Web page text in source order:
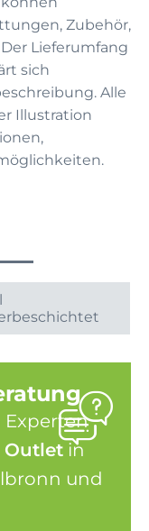
Zubehör,
Lieferumfang
sich
Alle
Illustration
Experten
Outlet in
und